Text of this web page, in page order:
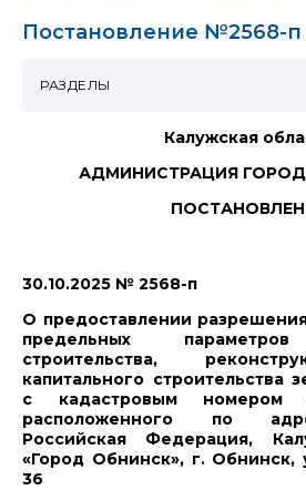
Постановление №2568-п
Калужская
АДМИНИСТРАЦИЯ
30.10.2025 № 2568-п
О предоставлении
предельных
строительства,
капитального строительства
с кадастровым номером
расположенного по
Российская Федерация,
«Город Обнинск», г. Обнинск,
36
РАЗДЕЛЫ